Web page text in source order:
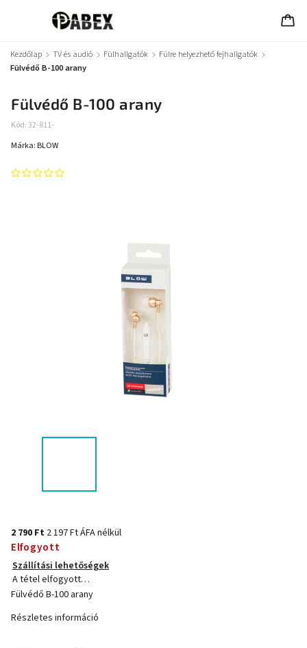
Kezdőlap / TV és audió / Fülhallgatók / Fülre helyezhető fejhallgatók /
Fülvédő B-100 arany
Fülvédő B-100 arany
Kód:32-811-
Márka: BLOW
2 790 Ft 2 197 Ft ÁFA nélkül
Elfogyott
Szállítási lehetőségek
A tétel elfogyott…
Fülvédő B-100 arany
Részletes információ